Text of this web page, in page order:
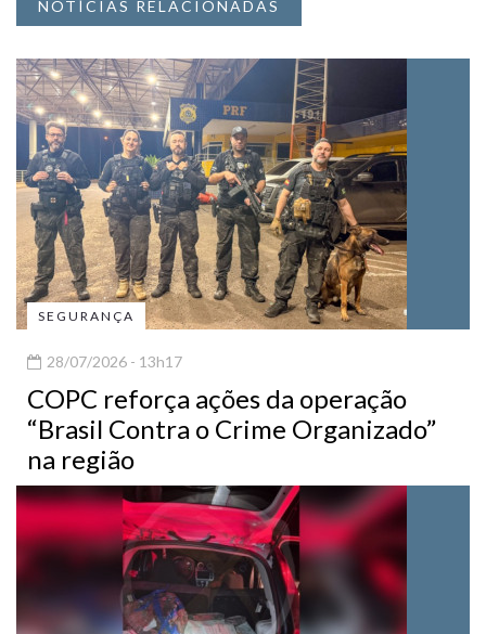
NOTÍCIAS RELACIONADAS
SEGURANÇA
28/07/2026 - 13h17
COPC reforça ações da operação
“Brasil Contra o Crime Organizado”
na região